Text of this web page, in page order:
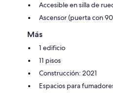
Accesible en silla de
Ascensor (puerta con
Más
1 edificio
11 pisos
Construcción: 2021
Espacios para